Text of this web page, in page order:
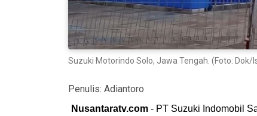
Suzuki Motorindo Solo, Jawa Tengah. (Foto: Dok/
Penulis: Adiantoro
Nusantaratv.com - PT Suzuki Indomobil